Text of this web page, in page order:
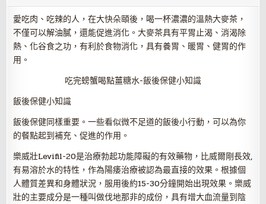
愛吃肉、吃辣的人，在大快朵頤後，喝一杯濃濃的溫熱大麥茶，
不僅可以解油膩，還能促進消化。大麥茶具有平胃止渴、消渴除
熱、化谷食之功，有利於食物消化，具有養胃、暖胃、健胃的作
用。
吃完螃蟹喝點薑糖水-飯後保健小知識
飯後保健小知識
飯後保健同樣重要。一些看似微不足道的飯後小行動，可以為你
的餐點起到補充、促進的作用。
樂威壯Levifil-20是治療勃起功能障礙的有效藥物，比威爾剛長效,
有易溶於水的特性，作為陽痿治療被認為最直接的效果。根據個
人體質差異和身體狀況，服用後約15-30分鐘開始出現效果。樂威
壯的主要成分是一種叫做伐地那非的成份，具有增大血流量到陰